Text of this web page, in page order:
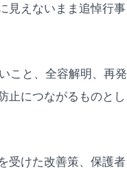
見えないまま追悼行事
こと、全容解明、再発
止につながるものとし
受けた改善策、保護者